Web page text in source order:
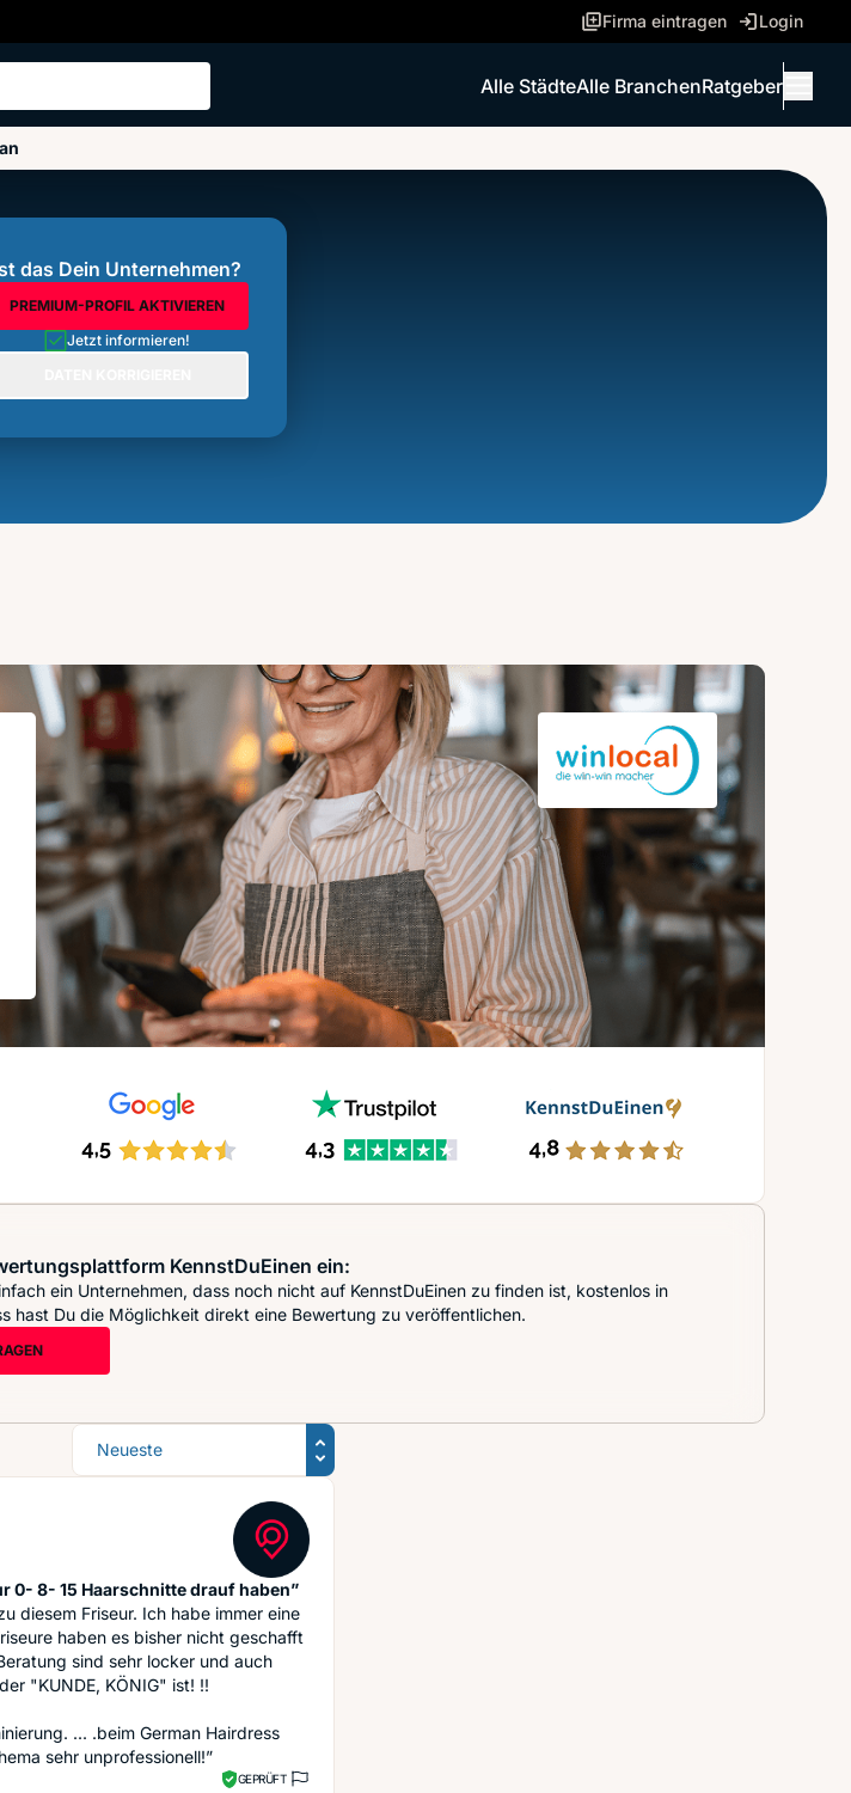
Firma eintragen Login
Alle StädteAlle BranchenRatgeber
das Dein Unternehmen?
PREMIUM-PROFIL AKTIVIEREN
Jetzt informieren!
KennstDuEinen ein:
ein Unternehmen, dass noch nicht auf KennstDuEinen zu finden ist, kostenlos in
hast Du die Möglichkeit direkt eine Bewertung zu veröffentlichen.
Sortierung
0- 8- 15 Haarschnitte drauf haben”
diesem Friseur. Ich habe immer eine
haben es bisher nicht geschafft
sind sehr locker und auch
"KUNDE, KÖNIG" ist! !!
... .beim German Hairdress
sehr unprofessionell!”
GEPRÜFT